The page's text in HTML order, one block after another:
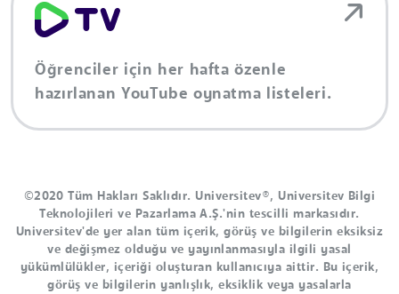
Öğrenciler için her hafta özenle
hazırlanan YouTube oynatma listeleri.
©2020 Tüm Hakları Saklıdır. Universitev®, Universitev Bilgi
Teknolojileri ve Pazarlama A.Ş.'nin tescilli markasıdır.
Universitev'de yer alan tüm içerik, görüş ve bilgilerin eksiksiz
ve değişmez olduğu ve yayınlanmasıyla ilgili yasal
yükümlülükler, içeriği oluşturan kullanıcıya aittir. Bu içerik,
görüş ve bilgilerin yanlışlık, eksiklik veya yasalarla